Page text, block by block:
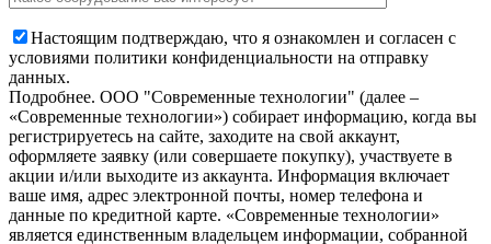
Настоящим подтверждаю, что я ознакомлен и согласен с
условиями политики конфиденциальности на отправку
данных.
Подробнее. OOO "Современные технологии" (далее –
«Современные технологии») собирает информацию, когда вы
регистрируетесь на сайте, заходите на свой аккаунт,
оформляете заявку (или совершаете покупку), участвуете в
акции и/или выходите из аккаунта. Информация включает
ваше имя, адрес электронной почты, номер телефона и
данные по кредитной карте. «Современные технологии»
является единственным владельцем информации, собранной